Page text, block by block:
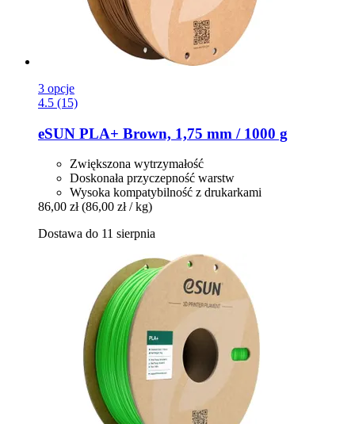
3 opcje
4.5 (15)
eSUN PLA+ Brown, 1,75 mm / 1000 g
Zwiększona wytrzymałość
Doskonała przyczepność warstw
Wysoka kompatybilność z drukarkami
86,00 zł (86,00 zł / kg)
Dostawa do 11 sierpnia